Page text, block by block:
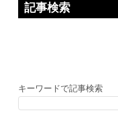
記事検索
キーワードで記事検索